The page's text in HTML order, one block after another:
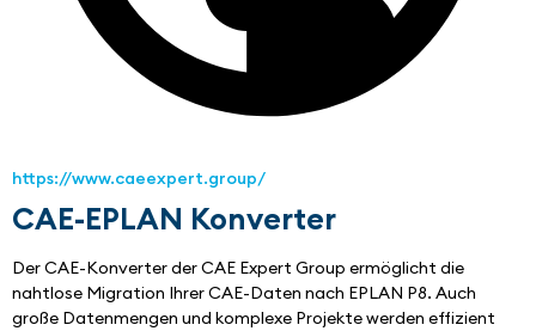
https://www.caeexpert.group/
CAE-EPLAN Konverter
Der CAE-Konverter der CAE Expert Group ermöglicht die
nahtlose Migration Ihrer CAE-Daten nach EPLAN P8. Auch
große Datenmengen und komplexe Projekte werden effizient